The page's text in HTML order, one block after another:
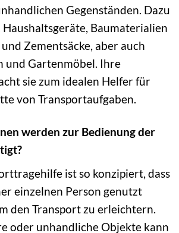
Gegenständen. Dazu
Baumaterialien
Zementsäcke, aber auch
und Gartenmöbel. Ihre
sie zum idealen Helfer für
von Transportaufgaben.
werden zur Bedienung der
ist so konzipiert, dass
einzelnen Person genutzt
den Transport zu erleichtern.
oder unhandliche Objekte kann